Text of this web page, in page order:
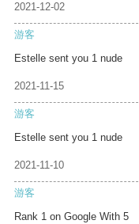
2021-12-02
游客
Estelle sent you 1 nude
2021-11-15
游客
Estelle sent you 1 nude
2021-11-10
游客
Rank 1 on Google With 5